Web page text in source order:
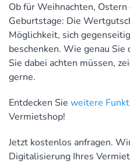
Ob für Weihnachten,
Geburtstage: Die
Möglichkeit, sich
beschenken. Wie genau
Sie dabei achten müssen,
gerne.
Entdecken Sie weitere
Vermietshop!
Jetzt kostenlos anfragen.
Digitalisierung Ihres